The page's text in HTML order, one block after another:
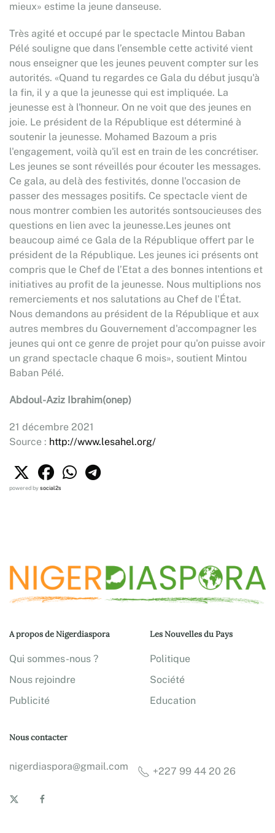
mieux» estime la jeune danseuse.
Très agité et occupé par le spectacle Mintou Baban
Pélé souligne que dans l’ensemble cette activité vient
nous enseigner que les jeunes peuvent compter sur les
autorités. «Quand tu regardes ce Gala du début jusqu'à
la fin, il y a que la jeunesse qui est impliquée. La
jeunesse est à l'honneur. On ne voit que des jeunes en
joie. Le président de la République est déterminé à
soutenir la jeunesse. Mohamed Bazoum a pris
l'engagement, voilà qu'il est en train de les concrétiser.
Les jeunes se sont réveillés pour écouter les messages.
Ce gala, au delà des festivités, donne l'occasion de
passer des messages positifs. Ce spectacle vient de
nous montrer combien les autorités sontsoucieuses des
questions en lien avec la jeunesse.Les jeunes ont
beaucoup aimé ce Gala de la République offert par le
président de la République. Les jeunes ici présents ont
compris que le Chef de l’Etat a des bonnes intentions et
initiatives au profit de la jeunesse. Nous multiplions nos
remerciements et nos salutations au Chef de l'État.
Nous demandons au président de la République et aux
autres membres du Gouvernement d'accompagner les
jeunes qui ont ce genre de projet pour qu'on puisse avoir
un grand spectacle chaque 6 mois», soutient Mintou
Baban Pélé.
Abdoul-Aziz Ibrahim(onep)
21 décembre 2021
Source : http://www.lesahel.org/
powered bysocial2s
A propos de Nigerdiaspora
Qui sommes-nous ?
Nous rejoindre
Publicité
Les Nouvelles du Pays
Politique
Société
Education
Nous contacter
nigerdiaspora@gmail.com +227 99 44 20 26